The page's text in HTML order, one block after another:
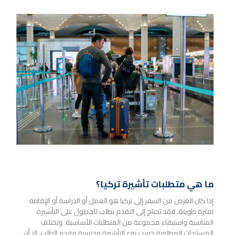
ما هي متطلبات تأشيرة تركيا؟
إذا كان الغرض من السفر إلى تركيا هو العمل أو الدراسة أو الإقامة
لفترة طويلة، فقد تحتاج إلى التقدم بطلب للحصول على التأشيرة
المناسبة واستيفاء مجموعة من المتطلبات الأساسية. وتختلف